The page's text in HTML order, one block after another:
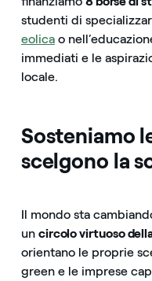
studenti di
eolicao
immediati e le
locale.
Sosteniamo
scelgono la
Il mondo sta
un circolo virtuoso
orientano le proprie
green e le imprese